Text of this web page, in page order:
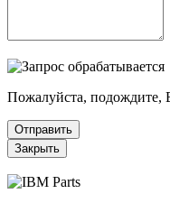
Пожалуйста, подождите,
Отправить
Закрыть